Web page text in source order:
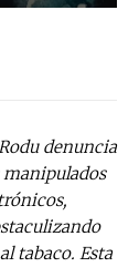
denuncia
tabaco. Esta